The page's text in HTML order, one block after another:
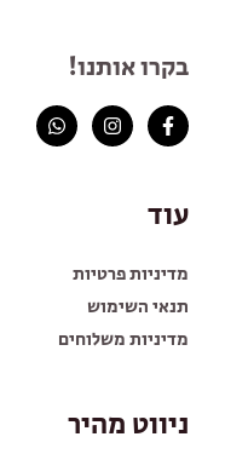
בקרו אותנו!
עוד
מדיניות פרטיות
תנאי השימוש
מדיניות משלוחים
ניווט מהיר